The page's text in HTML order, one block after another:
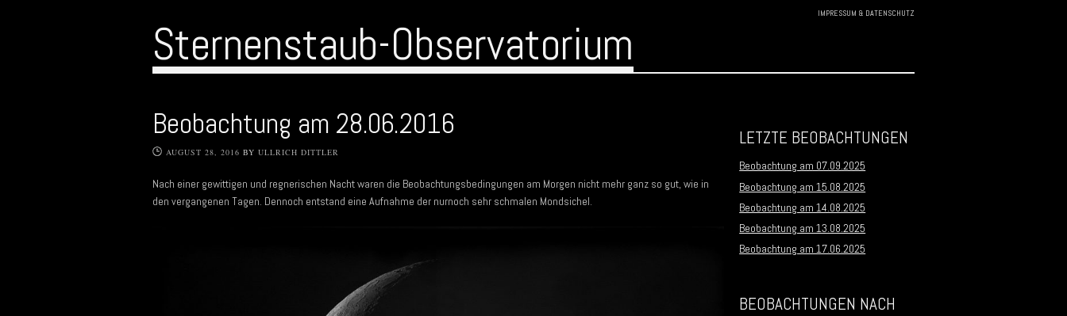
IMPRESSUM & DATENSCHUTZ
Sternenstaub-Observatorium
Beobachtung am 28.06.2016
AUGUST 28, 2016 BY ULLRICH DITTLER
Nach einer gewittigen und regnerischen Nacht waren die Beobachtungsbedingungen am Morgen nicht mehr ganz so gut, wie in
den vergangenen Tagen. Dennoch entstand eine Aufnahme der nurnoch sehr schmalen Mondsichel.
LETZTE BEOBACHTUNGEN
Beobachtung am 07.09.2025
Beobachtung am 15.08.2025
Beobachtung am 14.08.2025
Beobachtung am 13.08.2025
Beobachtung am 17.06.2025
BEOBACHTUNGEN NACH